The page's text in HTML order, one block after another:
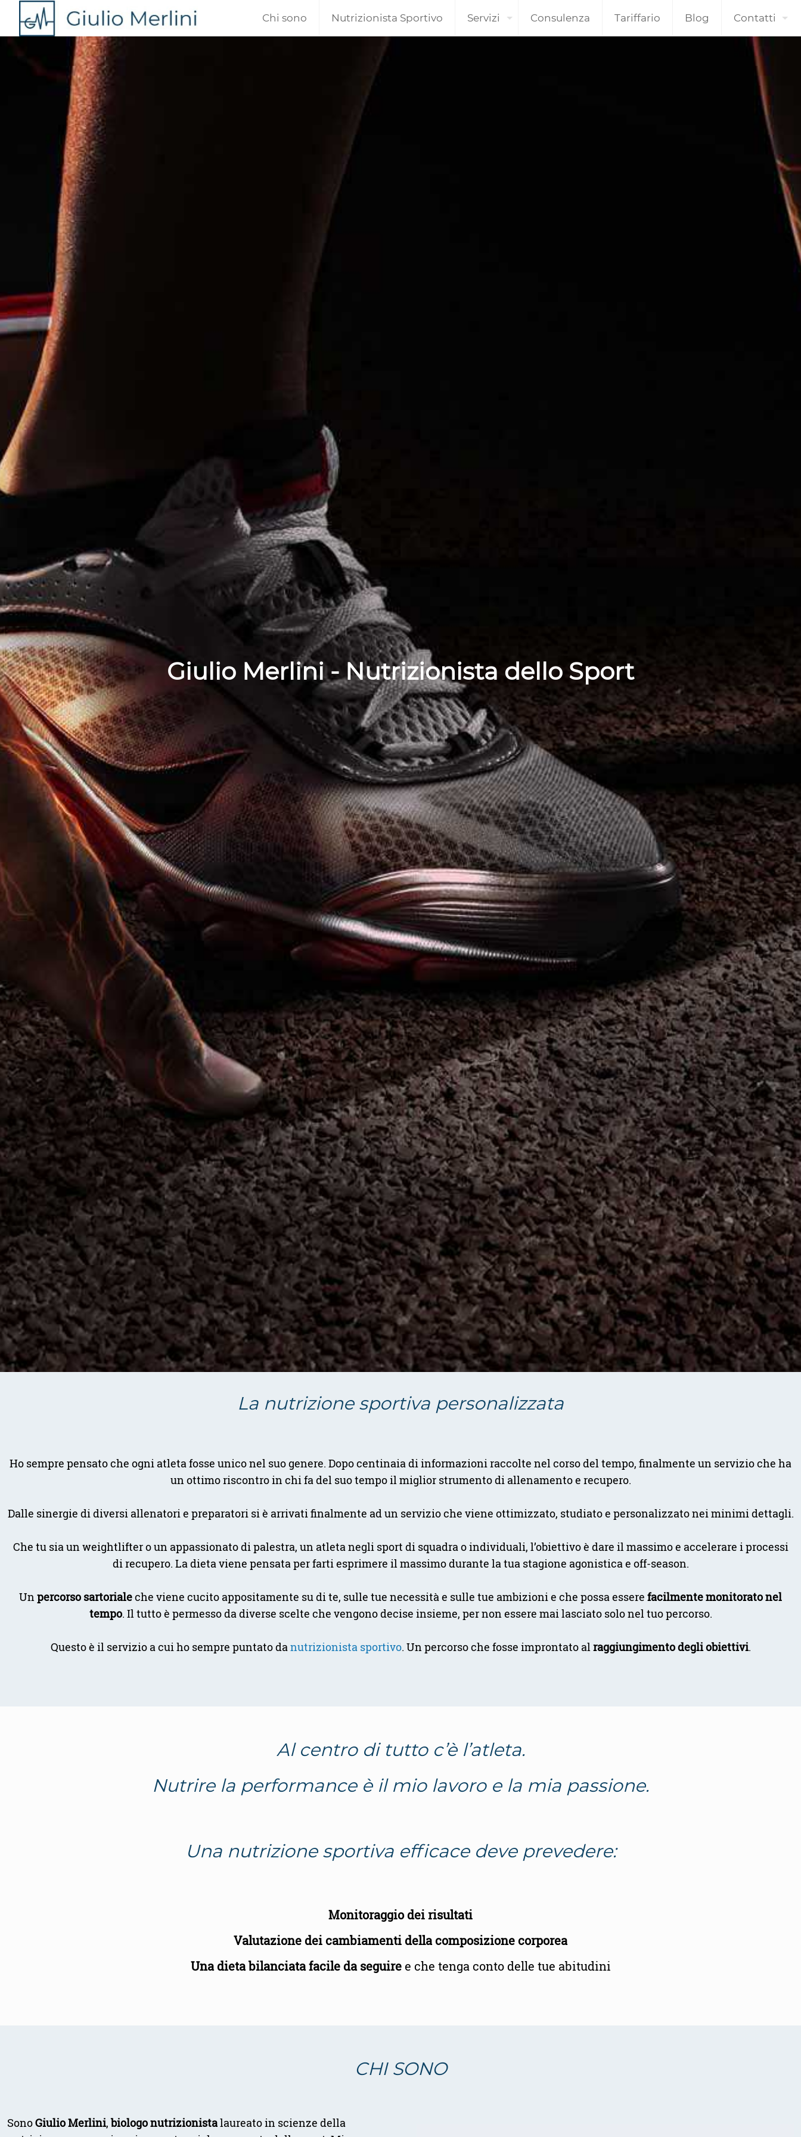
Chi sono Nutrizionista Sportivo Servizi Consulenza Tariffario Blog Contatti
Giulio Merlini - Nutrizionista dello Sport
La nutrizione sportiva personalizzata
Ho sempre pensato che ogni atleta fosse unico nel suo genere. Dopo centinaia di informazioni raccolte nel corso del tempo, finalmente un servizio che ha
un ottimo riscontro in chi fa del suo tempo il miglior strumento di allenamento e recupero.
Dalle sinergie di diversi allenatori e preparatori si è arrivati finalmente ad un servizio che viene ottimizzato, studiato e personalizzato nei minimi dettagli.
Che tu sia un weightlifter o un appassionato di palestra, un atleta negli sport di squadra o individuali, l’obiettivo è dare il massimo e accelerare i processi
di recupero. La dieta viene pensata per farti esprimere il massimo durante la tua stagione agonistica e off-season.
Unpercorso sartorialeche viene cucito appositamente su di te, sulle tue necessità e sulle tue ambizioni e che possa essere facilmente monitorato nel
tempo. Il tutto è permesso da diverse scelte che vengono decise insieme, per non essere mai lasciato solo nel tuo percorso.
Questo è il servizio a cui ho sempre puntato danutrizionista sportivo. Un percorso che fosse improntato alraggiungimento degli obiettivi.
Al centro di tutto c’è l’atleta.
Nutrire la performance è il mio lavoro e la mia passione.
Una nutrizione sportiva efficace deve prevedere:
Monitoraggio dei risultati
Valutazione dei cambiamenti della composizione corporea
Una dieta bilanciata facile da seguiree che tenga conto delle tue abitudini
CHI SONO
SonoGiulio Merlini, biologo nutrizionistalaureato in scienze della